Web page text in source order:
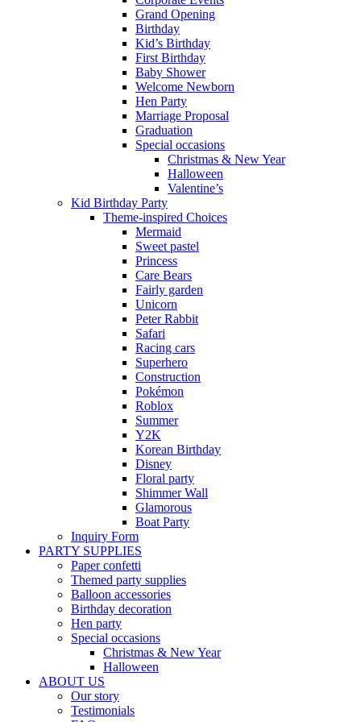
Grand Opening
Birthday
Kid’s Birthday
First Birthday
Baby Shower
Welcome Newborn
Hen Party
Marriage Proposal
Graduation
Special occasions
Christmas & New Year
Halloween
Valentine’s
Kid Birthday Party
Theme-inspired Choices
Mermaid
Sweet pastel
Princess
Care Bears
Fairly garden
Unicorn
Peter Rabbit
Safari
Racing cars
Superhero
Construction
Pokémon
Roblox
Summer
Y2K
Korean Birthday
Disney
Floral party
Shimmer Wall
Glamorous
Boat Party
Inquiry Form
PARTY SUPPLIES
Paper confetti
Themed party supplies
Balloon accessories
Birthday decoration
Hen party
Special occasions
Christmas & New Year
Halloween
ABOUT US
Our story
Testimonials